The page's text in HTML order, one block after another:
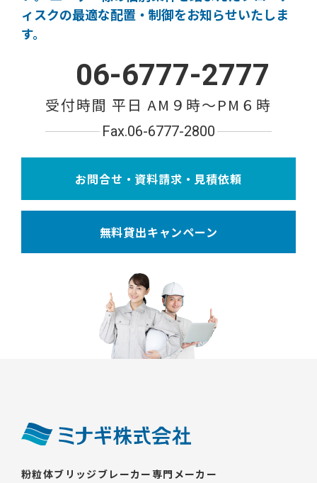
ィスクの最適な配置・制御をお知らせいたしま
す。
06-6777-2777
受付時間 平日 AM９時〜PM６時
Fax.06-6777-2800
お問合せ・資料請求・見積依頼
無料貸出キャンペーン
粉粒体ブリッジブレーカー専門メーカー